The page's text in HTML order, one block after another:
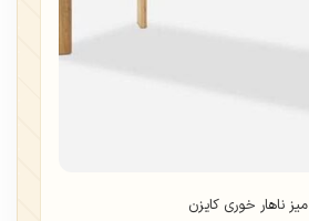
میز ناهار خوری کایزن